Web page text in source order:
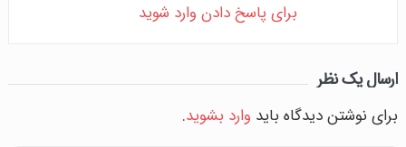
برای پاسخ دادن وارد شوید
ارسال یک نظر
برای نوشتن دیدگاه باید وارد بشوید.